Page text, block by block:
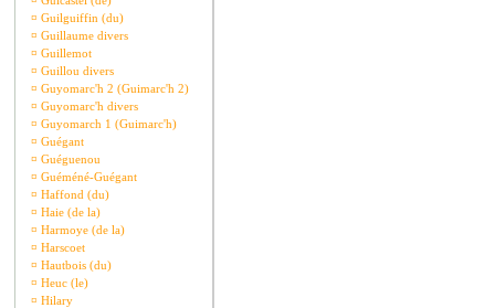
¤ Guilguiffin (du)
¤ Guillaume divers
¤ Guillemot
¤ Guillou divers
¤ Guyomarc'h 2 (Guimarc'h 2)
¤ Guyomarc'h divers
¤ Guyomarch 1 (Guimarc'h)
¤ Guégant
¤ Guéguenou
¤ Guéméné-Guégant
¤ Haffond (du)
¤ Haie (de la)
¤ Harmoye (de la)
¤ Harscoet
¤ Hautbois (du)
¤ Heuc (le)
¤ Hilary